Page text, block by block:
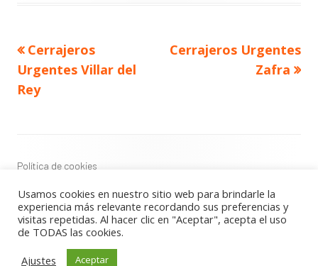
Navegación
de
entradas
Artículo
anterior
Cerrajeros
Urgentes Villar del
Rey
Artículo
Cerrajeros Urgentes
Zafra
Footer
Política de cookies
Aviso Legal
Usamos cookies en nuestro sitio web para brindarle la
experiencia más relevante recordando sus preferencias y
visitas repetidas. Al hacer clic en "Aceptar", acepta el uso
de TODAS las cookies.
Ajustes
Aceptar